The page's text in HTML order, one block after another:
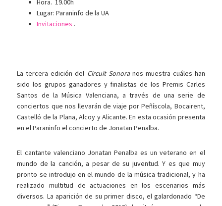
Hora. 19.00h
Lugar: Paraninfo de la UA
Invitaciones .
La tercera edición del Circuit Sonora nos muestra cuáles han
sido los grupos ganadores y finalistas de los Premis Carles
Santos de la Música Valenciana, a través de una serie de
conciertos que nos llevarán de viaje por Peñíscola, Bocairent,
Castelló de la Plana, Alcoy y Alicante. En esta ocasión presenta
en el Paraninfo el concierto de Jonatan Penalba.
El cantante valenciano Jonatan Penalba es un veterano en el
mundo de la canción, a pesar de su juventud. Y es que muy
pronto se introdujo en el mundo de la música tradicional, y ha
realizado multitud de actuaciones en los escenarios más
diversos. La aparición de su primer disco, el galardonado “De